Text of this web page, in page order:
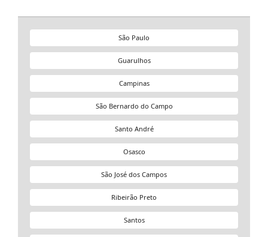
São Paulo
Guarulhos
Campinas
São Bernardo do Campo
Santo André
Osasco
São José dos Campos
Ribeirão Preto
Santos